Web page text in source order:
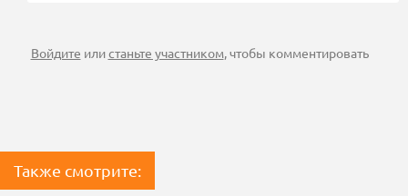
Войдите илистаньте участником, чтобы комментировать
Также смотрите: